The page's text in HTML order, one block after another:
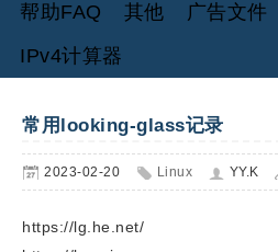
帮助FAQ
其他 广告文件
IPv4计算器
常用looking-glass记录
2023-02-20 Linux YY.K
https://lg.he.net/